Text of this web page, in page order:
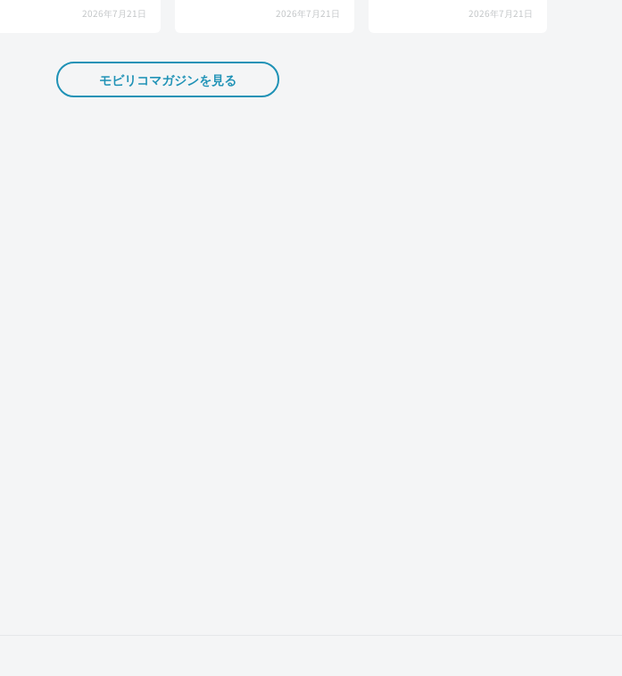
2026年7月21日 2026年7月21日 2026年7月21日
モビリコマガジンを見る